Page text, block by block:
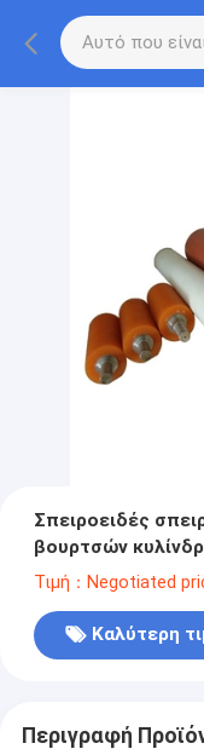
Σπειροειδές
βουρτσών
Τιμή：Negotiated
Καλύτερη
Περιγραφή